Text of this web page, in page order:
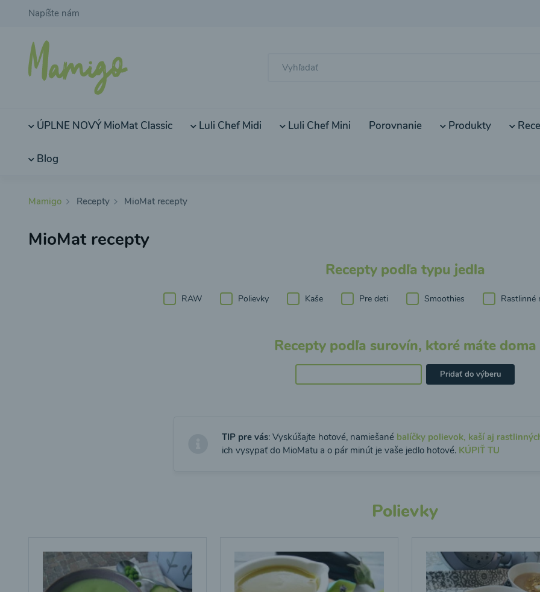
Napíšte nám
ÚPLNE NOVÝ MioMat Classic Luli Chef Midi Luli Chef Mini Porovnanie Produkty
Blog
Mamigo Recepty MioMat recepty
MioMat recepty
Recepty podľa typu jedla
RAW Polievky Kaše Pre deti Smoothies Rastlinné
Recepty podľa surovín, ktoré máte doma
Pridať do výberu
TIP pre vás: Vyskúšajte hotové, namiešané balíčky polievok, kaší aj
ich vysypať do MioMatu a o pár minút je vaše jedlo hotové. KÚPIŤ TU
Polievky